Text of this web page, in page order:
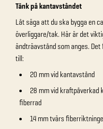
Tänk på kantavståndet
Låt säga att du ska bygga en
överliggare/tak. Här är det
ändträavstånd som anges.
till:
20 mm vid kantavstånd
28 mm vid kraftpåverkad
fiberrad
14 mm tvärs